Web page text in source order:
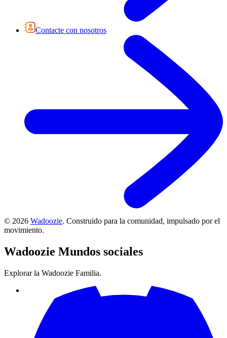
Contacte con nosotros
© 2026 Wadoozie. Construido para la comunidad, impulsado por el
movimiento.
Wadoozie Mundos sociales
Explorar la Wadoozie Familia.